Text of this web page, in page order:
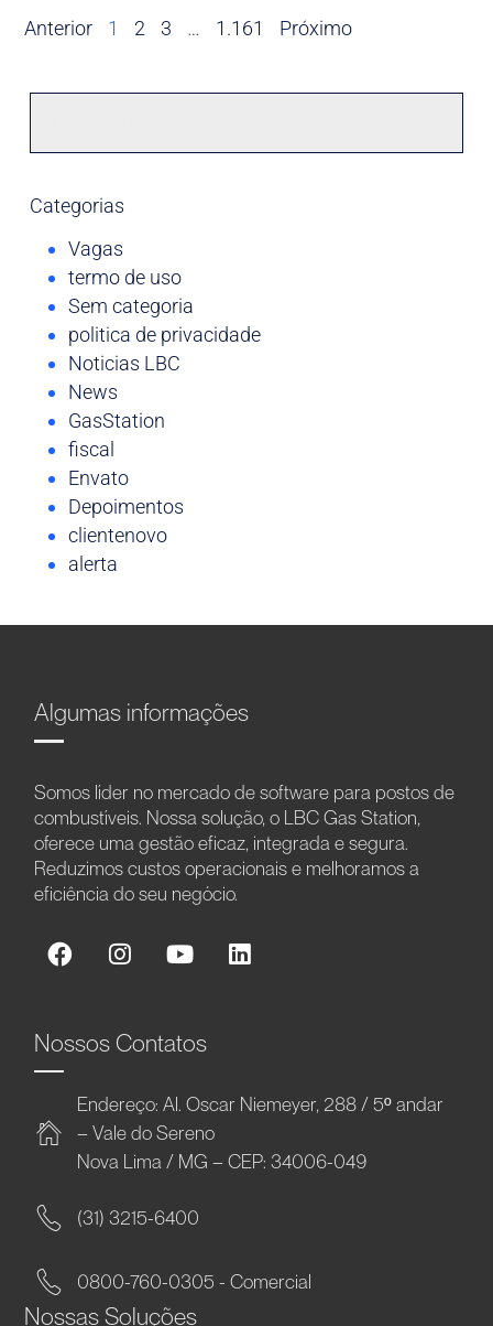
Anterior 1 2 3 … 1.161 Próximo
Categorias
Vagas
termo de uso
Sem categoria
politica de privacidade
Noticias LBC
News
GasStation
fiscal
Envato
Depoimentos
clientenovo
alerta
Algumas informações
Somos líder no mercado de software para postos de
combustíveis. Nossa solução, o LBC Gas Station,
oferece uma gestão eficaz, integrada e segura.
Reduzimos custos operacionais e melhoramos a
eficiência do seu negócio.
Nossos Contatos
Endereço: Al. Oscar Niemeyer, 288 / 5º andar
– Vale do Sereno
Nova Lima / MG – CEP: 34006-049
(31) 3215-6400
0800-760-0305 - Comercial
Nossas Soluções